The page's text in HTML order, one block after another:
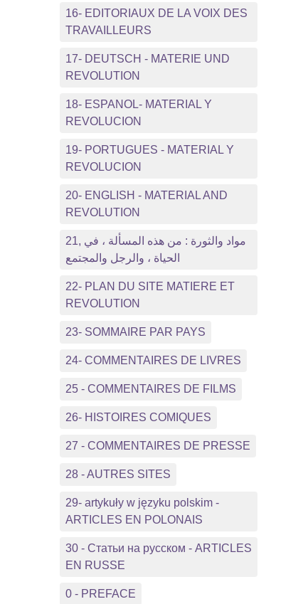
16- EDITORIAUX DE LA VOIX DES
TRAVAILLEURS
17- DEUTSCH - MATERIE UND
REVOLUTION
18- ESPANOL- MATERIAL Y
REVOLUCION
19- PORTUGUES - MATERIAL Y
REVOLUCION
20- ENGLISH - MATERIAL AND
REVOLUTION
21, مواد والثورة : من هذه المسألة ، في
الحياة ، والرجل والمجتمع
22- PLAN DU SITE MATIERE ET
REVOLUTION
23- SOMMAIRE PAR PAYS
24- COMMENTAIRES DE LIVRES
25 - COMMENTAIRES DE FILMS
26- HISTOIRES COMIQUES
27 - COMMENTAIRES DE PRESSE
28 - AUTRES SITES
29- artykuły w języku polskim -
ARTICLES EN POLONAIS
30 - Статьи на русском - ARTICLES
EN RUSSE
0 - PREFACE